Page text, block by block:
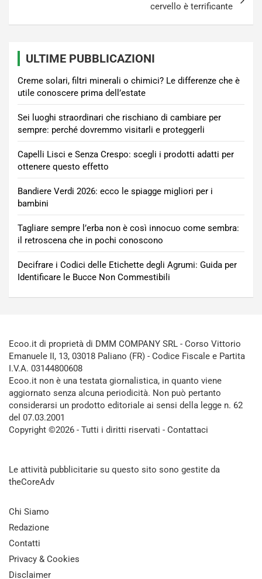
cervello è terrificante
ULTIME PUBBLICAZIONI
Creme solari, filtri minerali o chimici? Le differenze che è
utile conoscere prima dell’estate
Sei luoghi straordinari che rischiano di cambiare per
sempre: perché dovremmo visitarli e proteggerli
Capelli Lisci e Senza Crespo: scegli i prodotti adatti per
ottenere questo effetto
Bandiere Verdi 2026: ecco le spiagge migliori per i
bambini
Tagliare sempre l’erba non è così innocuo come sembra:
il retroscena che in pochi conoscono
Decifrare i Codici delle Etichette degli Agrumi: Guida per
Identificare le Bucce Non Commestibili
Ecoo.it di proprietà di DMM COMPANY SRL - Corso Vittorio
Emanuele II, 13, 03018 Paliano (FR) - Codice Fiscale e Partita
I.V.A. 03144800608
Ecoo.it non è una testata giornalistica, in quanto viene
aggiornato senza alcuna periodicità. Non può pertanto
considerarsi un prodotto editoriale ai sensi della legge n. 62
del 07.03.2001
Copyright ©2026 - Tutti i diritti riservati - Contattaci
Le attività pubblicitarie su questo sito sono gestite da
theCoreAdv
Chi Siamo
Redazione
Contatti
Privacy & Cookies
Disclaimer